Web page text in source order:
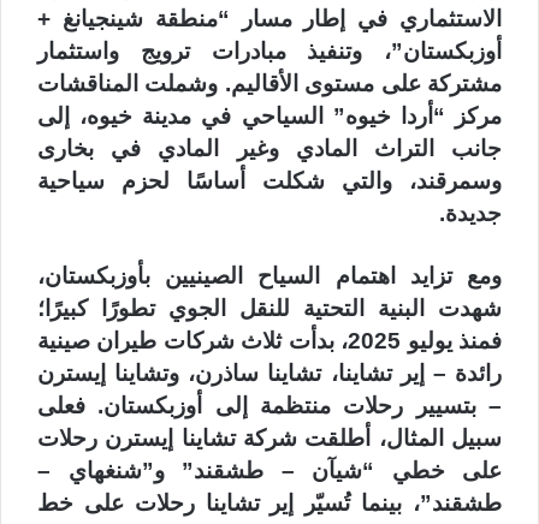
الاستثماري في إطار مسار “منطقة شينجيانغ +
أوزبكستان”، وتنفيذ مبادرات ترويج واستثمار
مشتركة على مستوى الأقاليم. وشملت المناقشات
مركز “أردا خيوه” السياحي في مدينة خيوه، إلى
جانب التراث المادي وغير المادي في بخارى
وسمرقند، والتي شكلت أساسًا لحزم سياحية
جديدة.
ومع تزايد اهتمام السياح الصينيين بأوزبكستان،
شهدت البنية التحتية للنقل الجوي تطورًا كبيرًا؛
فمنذ يوليو 2025، بدأت ثلاث شركات طيران صينية
رائدة – إير تشاينا، تشاينا ساذرن، وتشاينا إيسترن
– بتسيير رحلات منتظمة إلى أوزبكستان. فعلى
سبيل المثال، أطلقت شركة تشاينا إيسترن رحلات
على خطي “شيآن – طشقند” و”شنغهاي –
طشقند”، بينما تُسيّر إير تشاينا رحلات على خط